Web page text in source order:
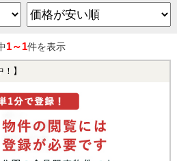
1～1件を表示
】